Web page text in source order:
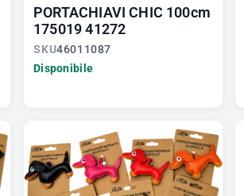
PORTACHIAVI CHIC 100cm
175019 41272
SKU46011087
Disponibile